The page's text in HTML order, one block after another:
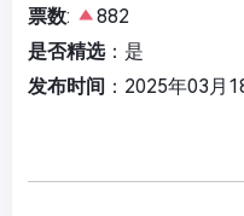
票数:
882
是否精选：是
发布时间 ：2025年03月